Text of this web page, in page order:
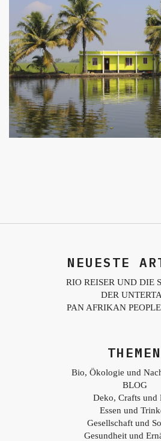
NEUESTE
RIO REISER UND DIE
DER
PAN AFRIKAN
THEMEN
Bio, Ökologie und
BLOG
Deko, Crafts und
Essen und
Gesellschaft und
Gesundheit und